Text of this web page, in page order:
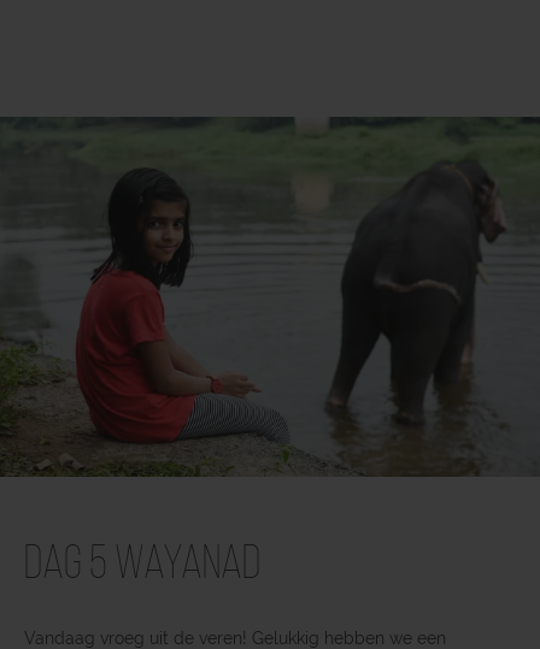
Dag 5 Wayanad
Vandaag vroeg uit de veren! Gelukkig hebben we een